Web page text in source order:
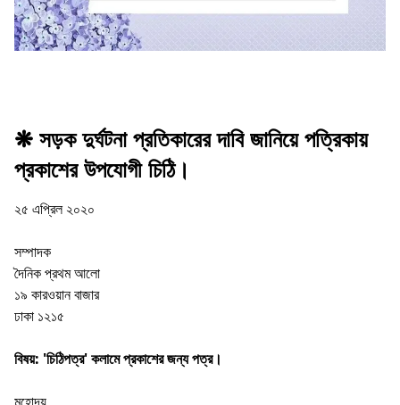
❋ সড়ক দুর্ঘটনা প্রতিকারের দাবি জানিয়ে পত্রিকায়
প্রকাশের উপযােগী চিঠি।
২৫ এপ্রিল ২০২০
সম্পাদক
দৈনিক প্রথম আলাে
১৯ কারওয়ান বাজার
ঢাকা ১২১৫
বিষয়: 'চিঠিপত্র' কলামে প্রকাশের জন্য পত্র।